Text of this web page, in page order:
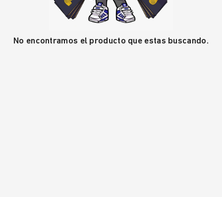
No encontramos el producto que estas buscando.